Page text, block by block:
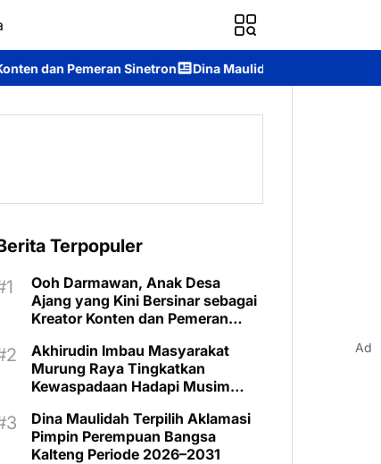
Dina Maulidah Terpilih Aklamasi Pimpin Perempuan
Terpopuler
Ooh Darmawan, Anak Desa
Ajang yang Kini Bersinar sebagai
Kreator Konten dan Pemeran
Akhirudin Imbau Masyarakat
Murung Raya Tingkatkan
Kewaspadaan Hadapi Musim
Dina Maulidah Terpilih Aklamasi
Pimpin Perempuan Bangsa
Kalteng Periode 2026–2031
Ad